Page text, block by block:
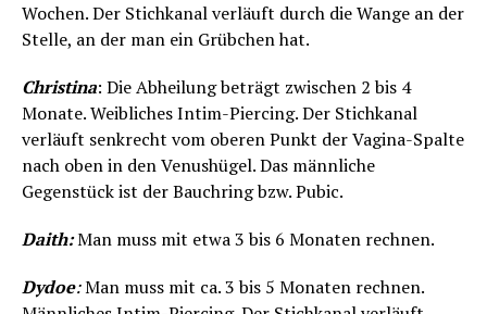
Wochen. Der Stichkanal verläuft durch die Wange an der
Stelle, an der man ein Grübchen hat.
Christina: Die Abheilung beträgt zwischen 2 bis 4
Monate. Weibliches Intim-Piercing. Der Stichkanal
verläuft senkrecht vom oberen Punkt der Vagina-Spalte
nach oben in den Venushügel. Das männliche
Gegenstück ist der Bauchring bzw. Pubic.
Daith:Man muss mit etwa 3 bis 6 Monaten rechnen.
Dydoe:Man muss mit ca. 3 bis 5 Monaten rechnen.